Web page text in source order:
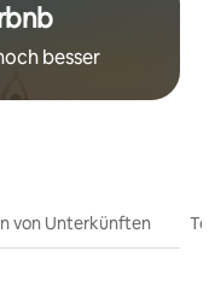
besser
von Unterkünften